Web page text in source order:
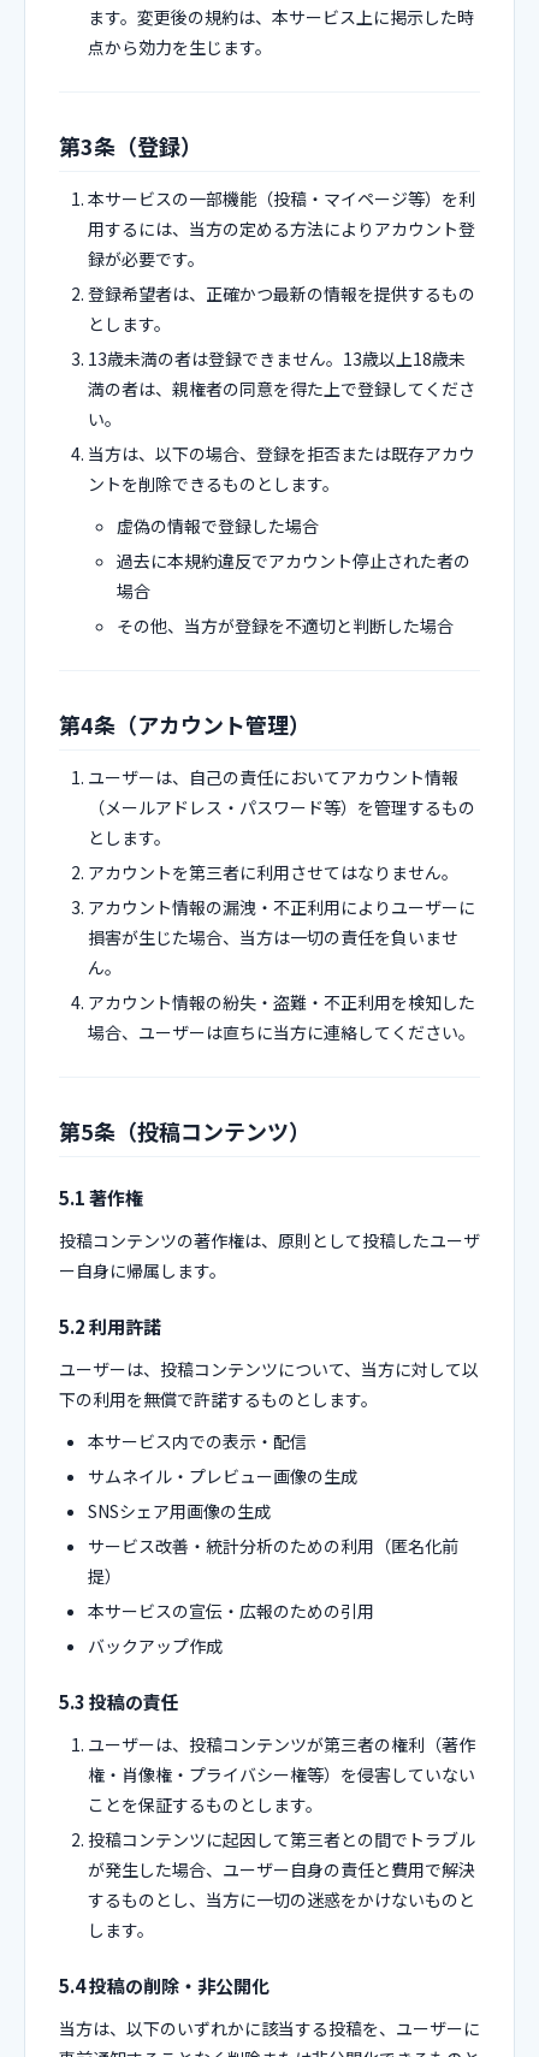
ます。変更後の規約は、本サービス上に掲示した時
点から効力を生じます。
第3条（登録）
本サービスの一部機能（投稿・マイページ等）を利
用するには、当方の定める方法によりアカウント登
録が必要です。
登録希望者は、正確かつ最新の情報を提供するもの
とします。
13歳未満の者は登録できません。13歳以上18歳未
満の者は、親権者の同意を得た上で登録してくださ
い。
当方は、以下の場合、登録を拒否または既存アカウ
ントを削除できるものとします。
虚偽の情報で登録した場合
過去に本規約違反でアカウント停止された者の
場合
その他、当方が登録を不適切と判断した場合
第4条（アカウント管理）
ユーザーは、自己の責任においてアカウント情報
（メールアドレス・パスワード等）を管理するもの
とします。
アカウントを第三者に利用させてはなりません。
アカウント情報の漏洩・不正利用によりユーザーに
損害が生じた場合、当方は一切の責任を負いませ
ん。
アカウント情報の紛失・盗難・不正利用を検知した
場合、ユーザーは直ちに当方に連絡してください。
第5条（投稿コンテンツ）
5.1 著作権
投稿コンテンツの著作権は、原則として投稿したユーザ
ー自身に帰属します。
5.2 利用許諾
ユーザーは、投稿コンテンツについて、当方に対して以
下の利用を無償で許諾するものとします。
本サービス内での表示・配信
サムネイル・プレビュー画像の生成
SNSシェア用画像の生成
サービス改善・統計分析のための利用（匿名化前
提）
本サービスの宣伝・広報のための引用
バックアップ作成
5.3 投稿の責任
ユーザーは、投稿コンテンツが第三者の権利（著作
権・肖像権・プライバシー権等）を侵害していない
ことを保証するものとします。
投稿コンテンツに起因して第三者との間でトラブル
が発生した場合、ユーザー自身の責任と費用で解決
するものとし、当方に一切の迷惑をかけないものと
します。
5.4 投稿の削除・非公開化
当方は、以下のいずれかに該当する投稿を、ユーザーに